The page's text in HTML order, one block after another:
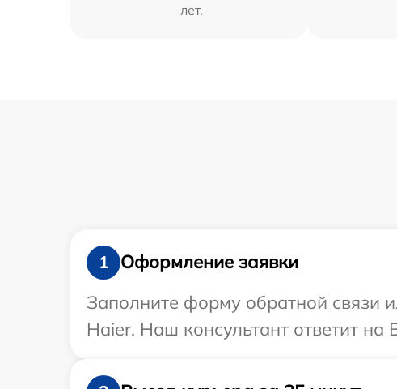
лет.
1
Оформление заявки
Заполните форму обратной связи
Haier. Наш консультант ответит